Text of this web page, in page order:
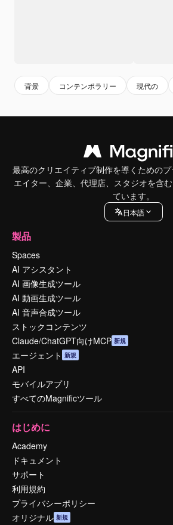
背景 コンテンポラリー 現代の
最高のクリエイティブ制作を導くための
エイター、企業、代理店、スタジオを含
ています。
日本語
製品
Spaces
AI アシスタント
AI 画像生成ツール
AI 動画生成ツール
AI 音声合成ツール
ストックコンテンツ
Claude/ChatGPT向けMCP 新規
エージェント 新規
API
モバイルアプリ
すべてのMagnificツール
はじめに
Academy
ドキュメント
サポート
利用規約
プライバシーポリシー
オリジナル 新規